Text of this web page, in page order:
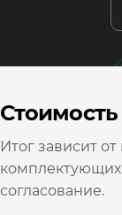
Стоимость
Итог зависит
согласование.